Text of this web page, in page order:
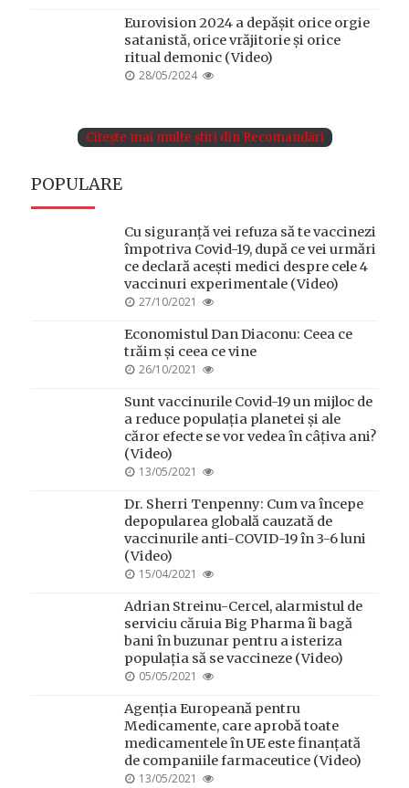
Eurovision 2024 a depășit orice orgie
satanistă, orice vrăjitorie și orice
ritual demonic (Video)
POSTED
28/05/2024
Citește mai multe știri din Recomandări
POPULARE
Cu siguranță vei refuza să te vaccinezi
împotriva Covid-19, după ce vei urmări
ce declară acești medici despre cele 4
vaccinuri experimentale (Video)
POSTED
27/10/2021
Economistul Dan Diaconu: Ceea ce
trăim și ceea ce vine
POSTED
26/10/2021
Sunt vaccinurile Covid-19 un mijloc de
a reduce populația planetei și ale
căror efecte se vor vedea în câțiva ani?
(Video)
POSTED
13/05/2021
Dr. Sherri Tenpenny: Cum va începe
depopularea globală cauzată de
vaccinurile anti-COVID-19 în 3-6 luni
(Video)
POSTED
15/04/2021
Adrian Streinu-Cercel, alarmistul de
serviciu căruia Big Pharma îi bagă
bani în buzunar pentru a isteriza
populația să se vaccineze (Video)
POSTED
05/05/2021
Agenția Europeană pentru
Medicamente, care aprobă toate
medicamentele în UE este finanțată
de companiile farmaceutice (Video)
POSTED
13/05/2021